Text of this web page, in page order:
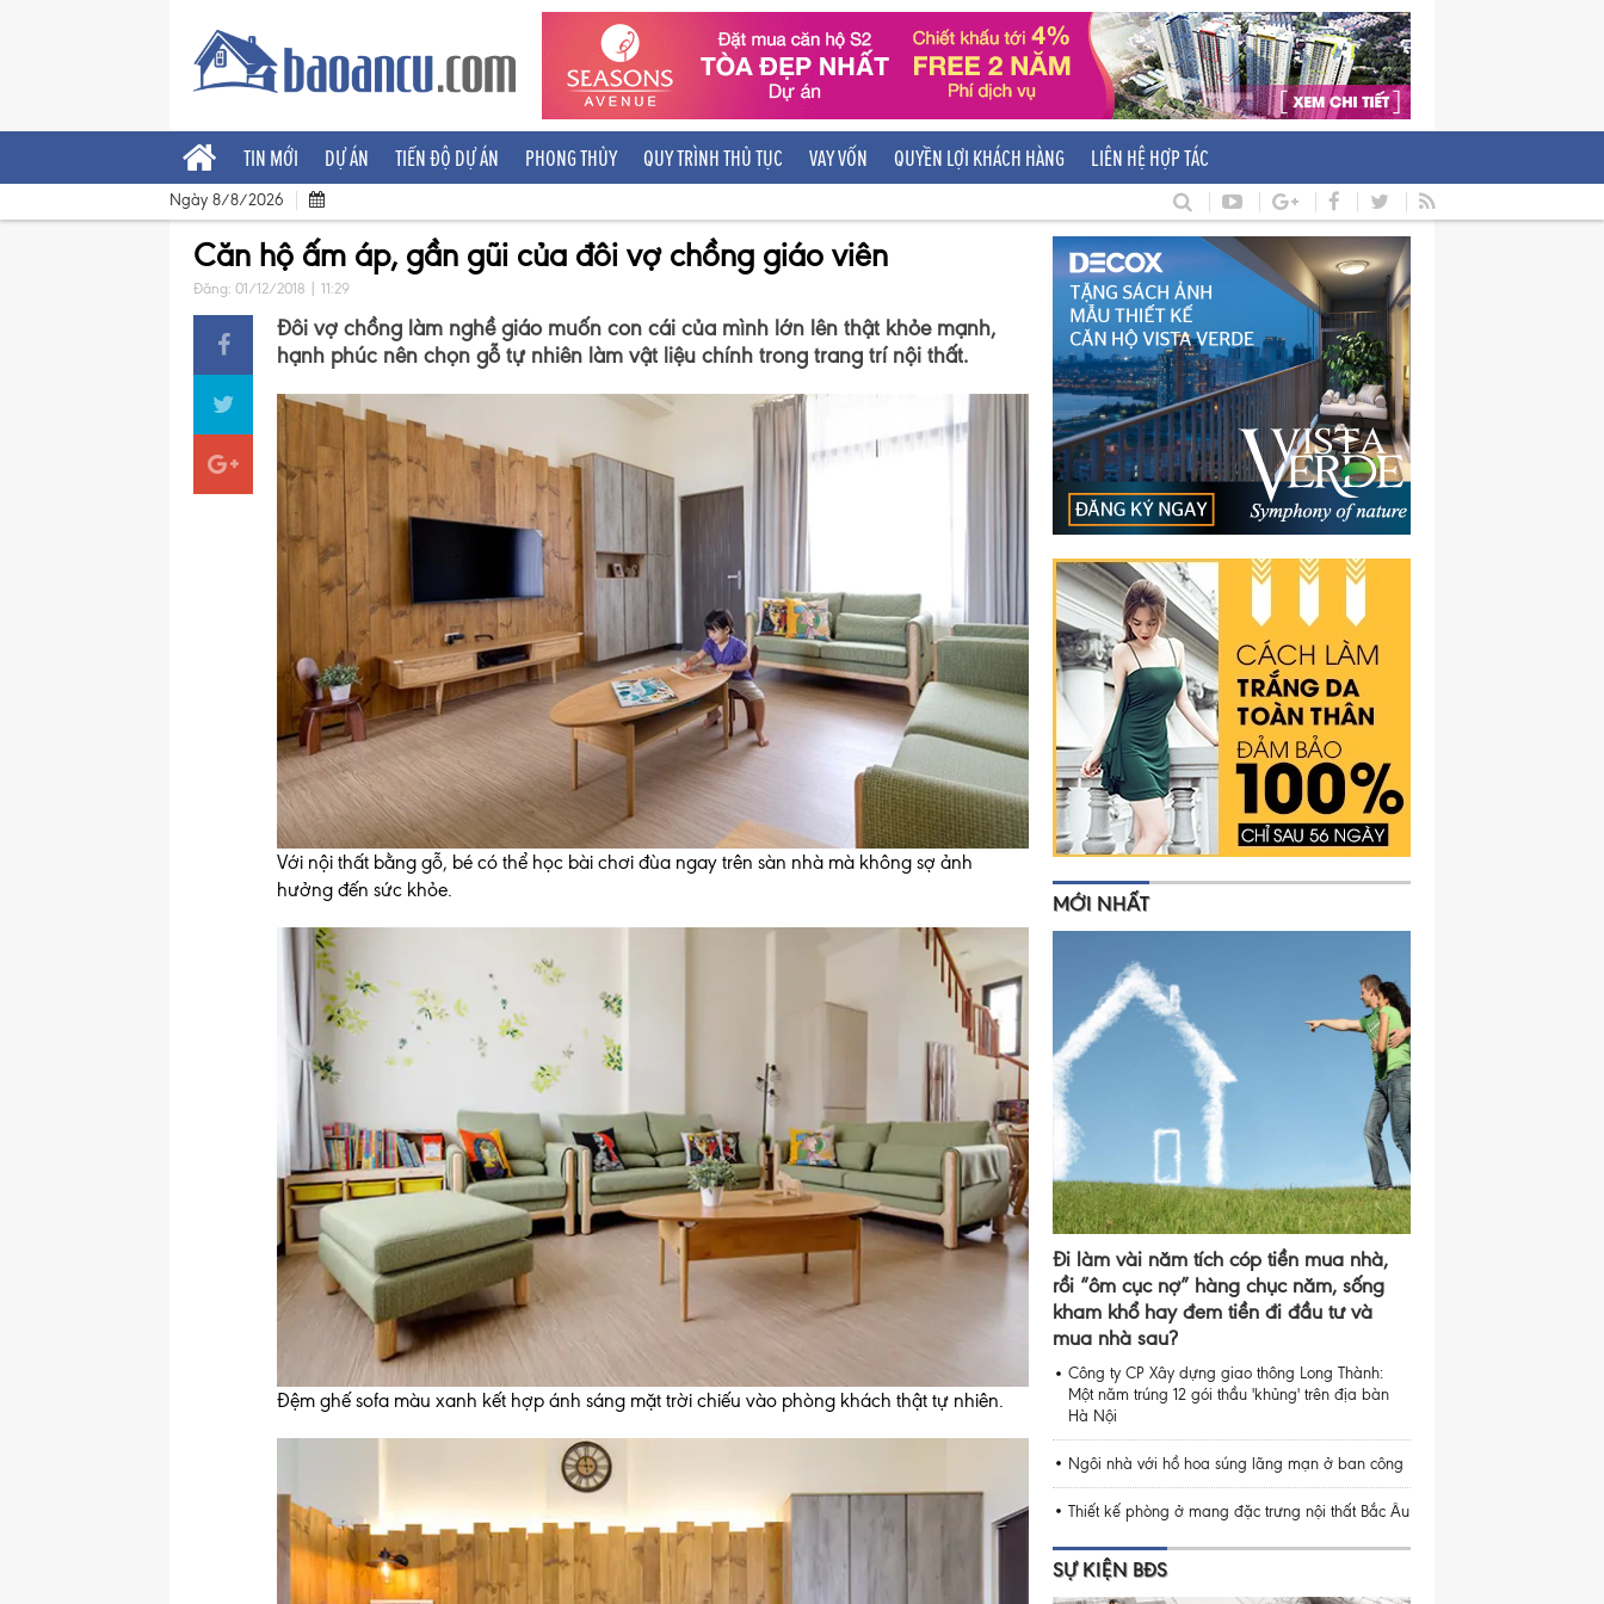
TIN MỚI DỰ ÁN TIẾN ĐỘ DỰ ÁN PHONG THỦY QUY TRÌNH THỦ TỤC VAY VỐN QUYỀN LỢI KHÁCH HÀNG LIÊN HỆ HỢP TÁC
Ngày 8/8/2026
Căn hộ ấm áp, gần gũi của đôi vợ chồng giáo viên
Đăng: 01/12/2018 | 11:29
Đôi vợ chồng làm nghề giáo muốn con cái của mình lớn lên thật khỏe mạnh,
hạnh phúc nên chọn gỗ tự nhiên làm vật liệu chính trong trang trí nội thất.
Với nội thất bằng gỗ, bé có thể học bài chơi đùa ngay trên sàn nhà mà không sợ ảnh
hưởng đến sức khỏe.
Đệm ghế sofa màu xanh kết hợp ánh sáng mặt trời chiếu vào phòng khách thật tự nhiên.
MỚI NHẤT
Đi làm vài năm tích cóp tiền mua nhà,
rồi “ôm cục nợ” hàng chục năm, sống
kham khổ hay đem tiền đi đầu tư và
mua nhà sau?
Công ty CP Xây dựng giao thông Long Thành:
Một năm trúng 12 gói thầu 'khủng' trên địa bàn
Hà Nội
Ngôi nhà với hồ hoa súng lãng mạn ở ban công
Thiết kế phòng ở mang đặc trưng nội thất Bắc Âu
SỰ KIỆN BĐS